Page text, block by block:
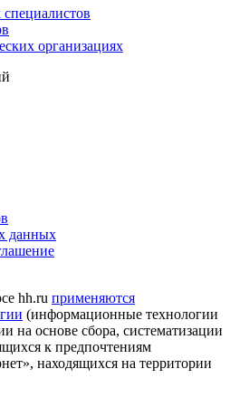
организациях
данных
hh.ru применяются
(информационные технологии
на основе сбора, систематизации
к предпочтениям
находящихся на территории